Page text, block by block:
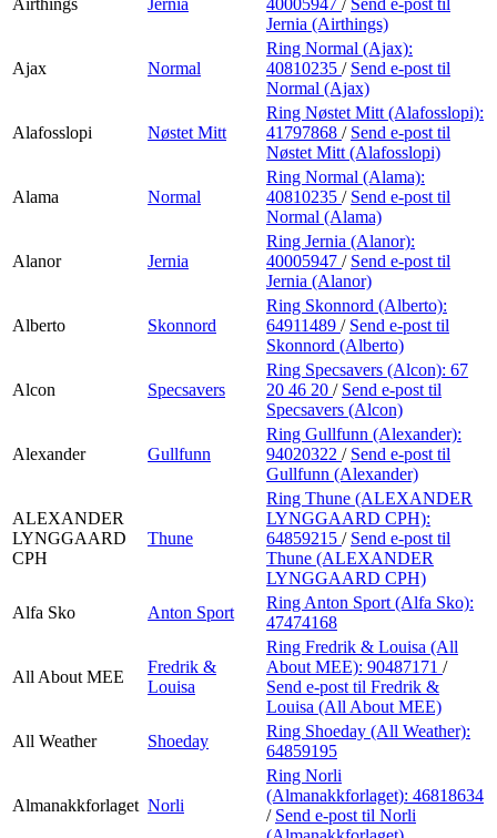
Jernia (Airthings)
Ajax Normal
Ring Normal (Ajax):
40810235 / Send e-post til
Normal (Ajax)
Alafosslopi Nøstet Mitt
Ring Nøstet Mitt (Alafosslopi):
41797868 / Send e-post til
Nøstet Mitt (Alafosslopi)
Alama Normal
Ring Normal (Alama):
40810235 / Send e-post til
Normal (Alama)
Alanor Jernia
Ring Jernia (Alanor):
40005947 / Send e-post til
Jernia (Alanor)
Alberto Skonnord
Ring Skonnord (Alberto):
64911489 / Send e-post til
Skonnord (Alberto)
Alcon Specsavers
Ring Specsavers (Alcon): 67
20 46 20 / Send e-post til
Specsavers (Alcon)
Alexander Gullfunn
Ring Gullfunn (Alexander):
94020322 / Send e-post til
Gullfunn (Alexander)
ALEXANDER
LYNGGAARD
CPH
Thune
Ring Thune (ALEXANDER
LYNGGAARD CPH):
64859215 / Send e-post til
Thune (ALEXANDER
LYNGGAARD CPH)
Alfa Sko
Anton Sport
Ring Anton Sport (Alfa Sko):
47474168
All About MEE
Fredrik &
Louisa
Ring Fredrik & Louisa (All
About MEE): 90487171 /
Send e-post til Fredrik &
Louisa (All About MEE)
All Weather
Shoeday
Ring Shoeday (All Weather):
64859195
Almanakkforlaget Norli
Ring Norli
(Almanakkforlaget): 46818634
/ Send e-post til Norli